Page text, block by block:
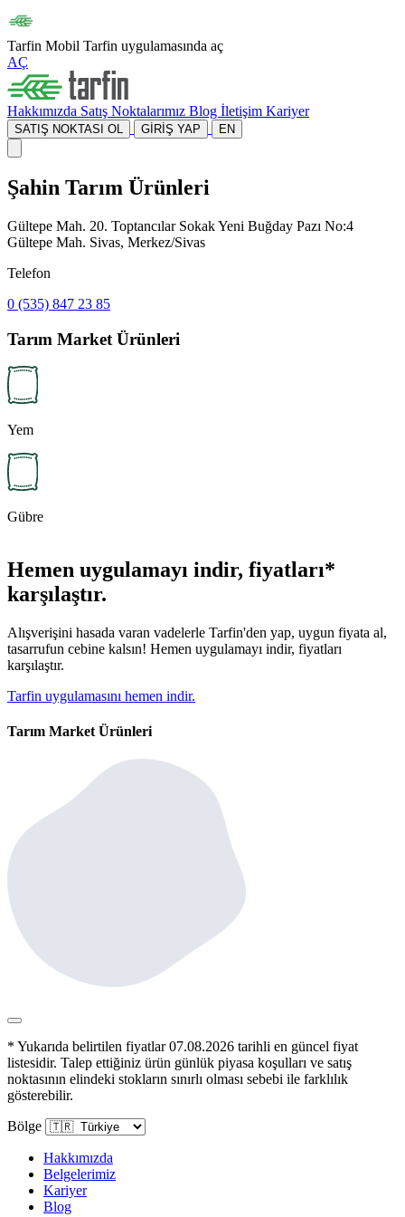
Tarfin Mobil Tarfin uygulamasında aç
AÇ
Hakkımızda Satış Noktalarımız Blog İletişim Kariyer
SATIŞ NOKTASI OL GİRİŞ YAP EN
Şahin Tarım Ürünleri
Gültepe Mah. 20. Toptancılar Sokak Yeni Buğday Pazı No:4
Gültepe Mah. Sivas, Merkez/Sivas
Telefon
0 (535) 847 23 85
Tarım Market Ürünleri
Yem
Gübre
Hemen uygulamayı indir, fiyatları*
karşılaştır.
Alışverişini hasada varan vadelerle Tarfin'den yap, uygun fiyata al,
tasarrufun cebine kalsın! Hemen uygulamayı indir, fiyatları
karşılaştır.
Tarfin uygulamasını hemen indir.
Tarım Market Ürünleri
* Yukarıda belirtilen fiyatlar 07.08.2026 tarihli en güncel fiyat
listesidir. Talep ettiğiniz ürün günlük piyasa koşulları ve satış
noktasının elindeki stokların sınırlı olması sebebi ile farklılık
gösterebilir.
Bölge
Hakkımızda
Belgelerimiz
Kariyer
Blog